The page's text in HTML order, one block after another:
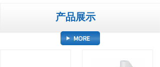
产品展示
按钮文本